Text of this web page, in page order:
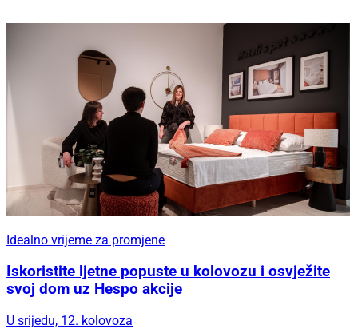
Idealno vrijeme za promjene
Iskoristite ljetne popuste u kolovozu i osvježite
svoj dom uz Hespo akcije
U srijedu, 12. kolovoza